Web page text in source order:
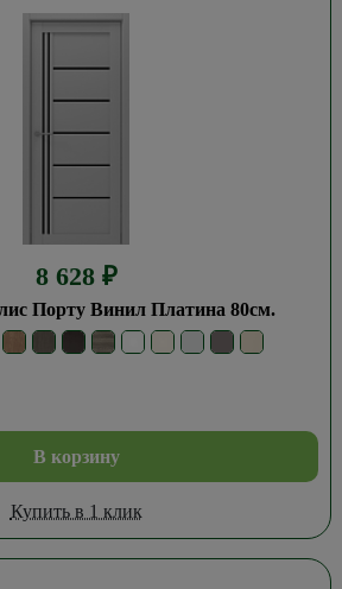
8 628 ₽
Порту Винил Платина 80см.
В корзину
Купить в 1 клик